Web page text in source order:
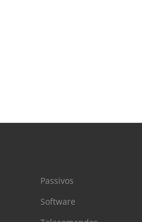
Passivos
Software